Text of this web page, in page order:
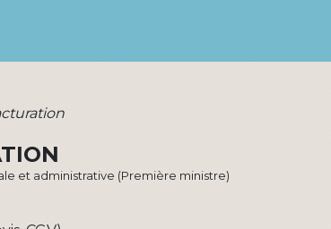
et administrative (Première ministre)